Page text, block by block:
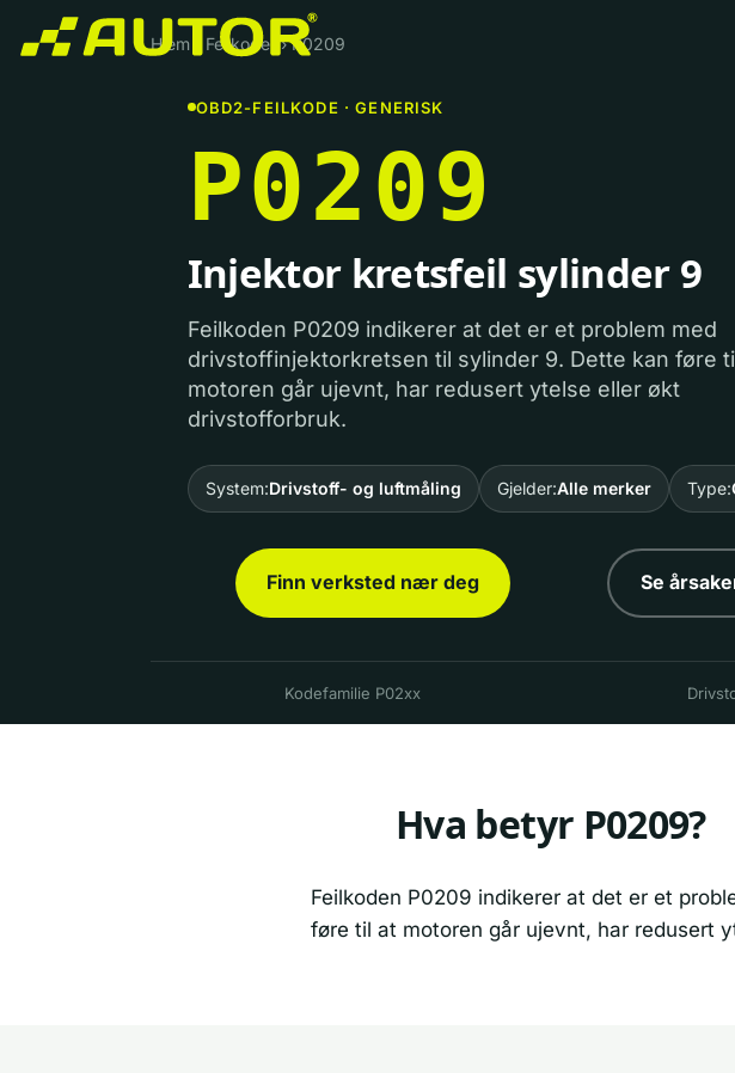
Hjem Feilkoder ›P0209
OBD2-FEILKODE · GENERISK
P0209
Injektor kretsfeil sylinder 9
Feilkoden P0209 indikerer at det er et problem med
drivstoffinjektorkretsen til sylinder 9. Dette kan føre
motoren går ujevnt, har redusert ytelse eller økt
drivstofforbruk.
System:Drivstoff- og luftmåling Gjelder:Alle merker Type:
Finn verksted nær deg Se
Kodefamilie P02xx
Hva betyr P0209?
Feilkoden P0209 indikerer at det er et
føre til at motoren går ujevnt, har redusert